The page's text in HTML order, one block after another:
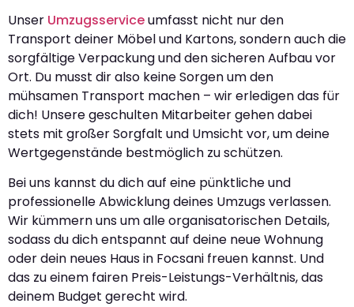
Unser Umzugsserviceumfasst nicht nur den
Transport deiner Möbel und Kartons, sondern auch die
sorgfältige Verpackung und den sicheren Aufbau vor
Ort. Du musst dir also keine Sorgen um den
mühsamen Transport machen – wir erledigen das für
dich! Unsere geschulten Mitarbeiter gehen dabei
stets mit großer Sorgfalt und Umsicht vor, um deine
Wertgegenstände bestmöglich zu schützen.
Bei uns kannst du dich auf eine pünktliche und
professionelle Abwicklung deines Umzugs verlassen.
Wir kümmern uns um alle organisatorischen Details,
sodass du dich entspannt auf deine neue Wohnung
oder dein neues Haus in Focsani freuen kannst. Und
das zu einem fairen Preis-Leistungs-Verhältnis, das
deinem Budget gerecht wird.